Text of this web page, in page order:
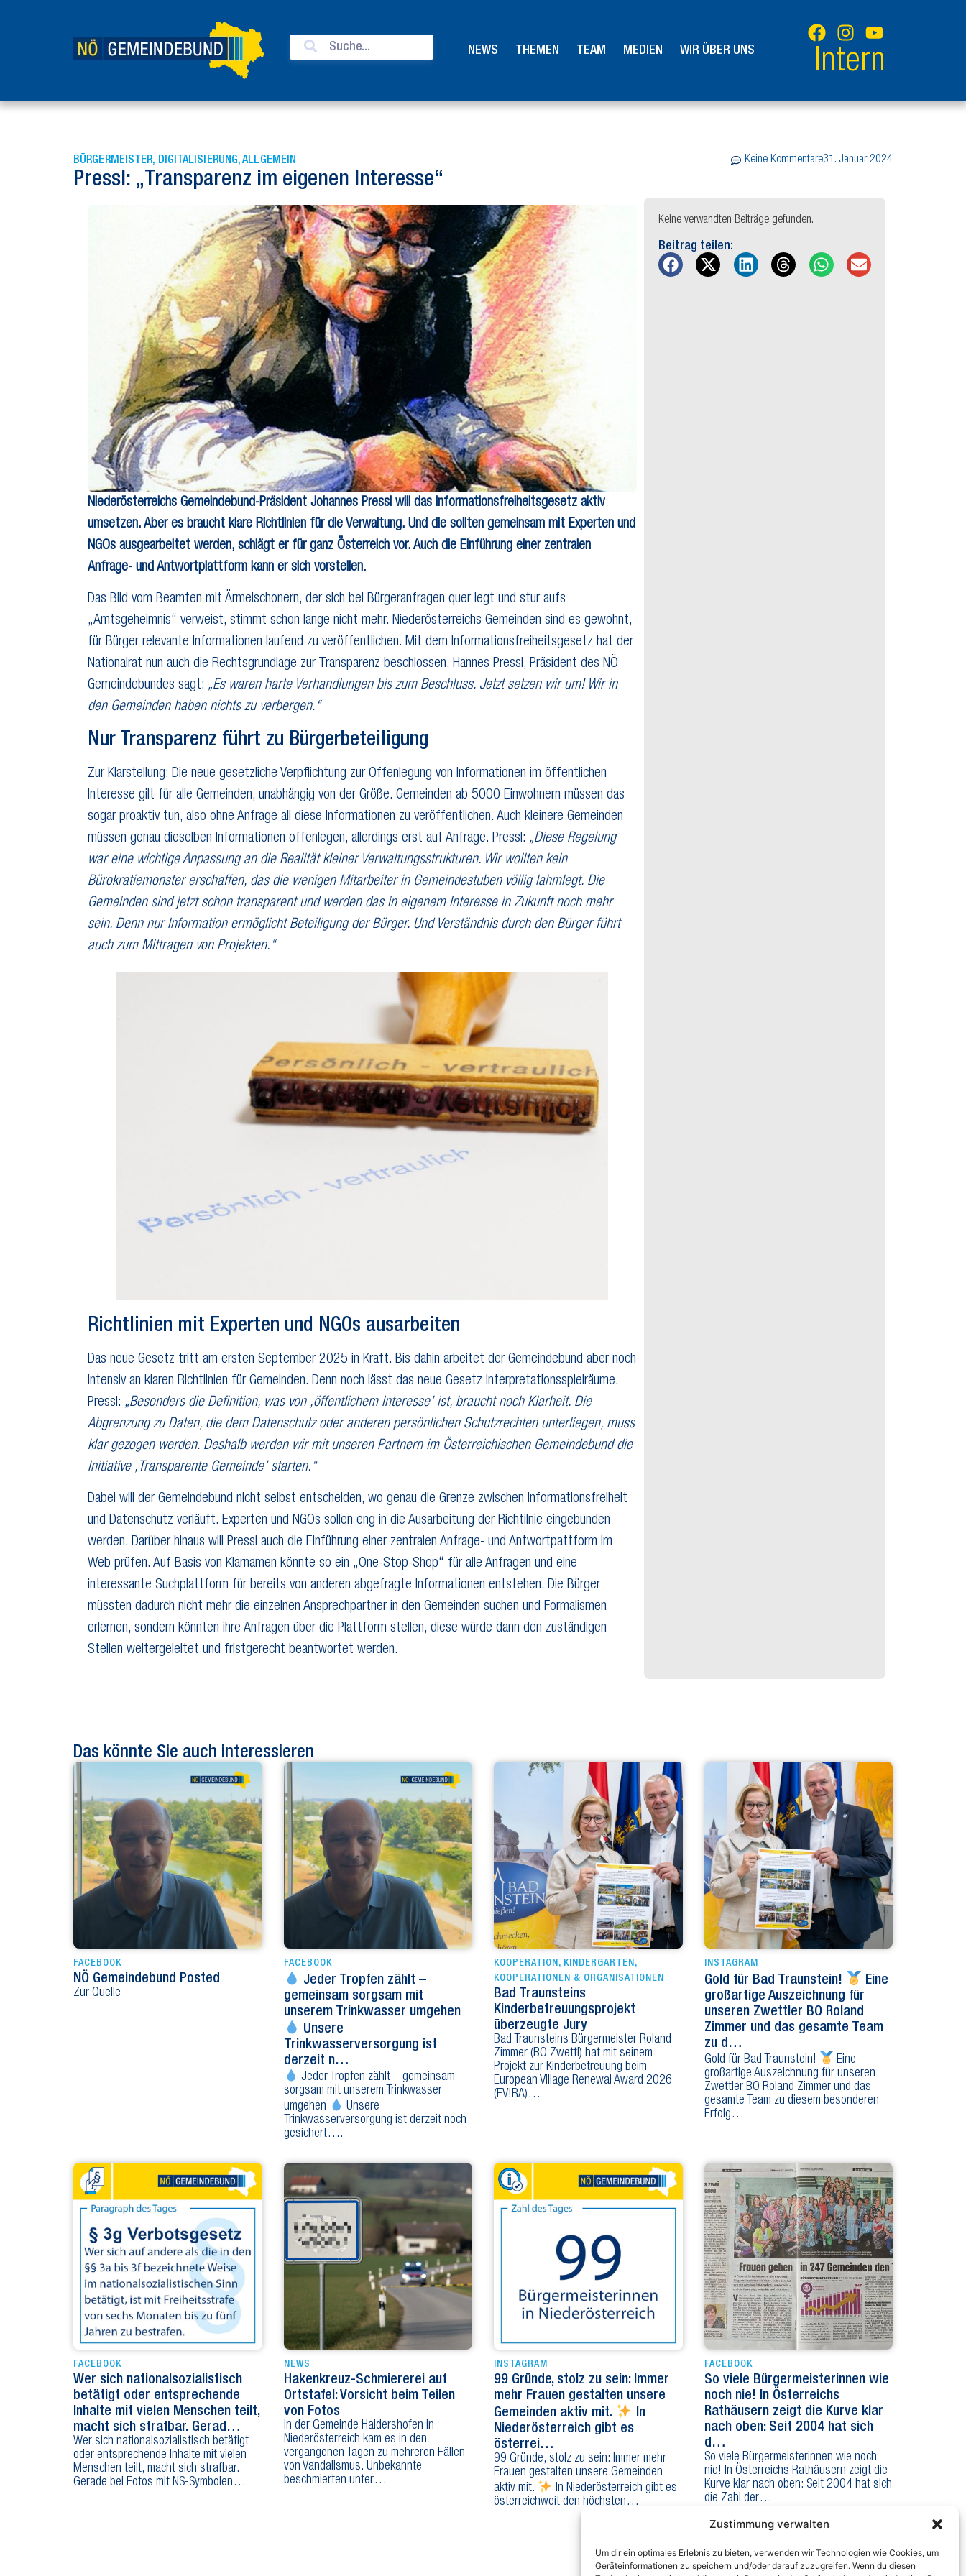
Zustimmung verwalten
Um dir ein optimales Erlebnis zu bieten, verwenden wir Technologien wie Cookies, um
Geräteinformationen zu speichern und/oder darauf zuzugreifen. Wenn du diesen
NEWS THEMEN TEAM MEDIEN WIR ÜBER UNS Intern
BÜRGERMEISTER, DIGITALISIERUNG,ALLGEMEIN Keine Kommentare31. Januar 2024
Pressl: „Transparenz im eigenen Interesse“
Niederösterreichs Gemeindebund-Präsident Johannes Pressl will das Informationsfreiheitsgesetz aktiv
umsetzen. Aber es braucht klare Richtlinien für die Verwaltung. Und die sollten gemeinsam mit Experten und
NGOs ausgearbeitet werden, schlägt er für ganz Österreich vor. Auch die Einführung einer zentralen
Anfrage- und Antwortplattform kann er sich vorstellen.
Das Bild vom Beamten mit Ärmelschonern, der sich bei Bürgeranfragen quer legt und stur aufs
„Amtsgeheimnis“ verweist, stimmt schon lange nicht mehr. Niederösterreichs Gemeinden sind es gewohnt,
für Bürger relevante Informationen laufend zu veröffentlichen. Mit dem Informationsfreiheitsgesetz hat der
Nationalrat nun auch die Rechtsgrundlage zur Transparenz beschlossen. Hannes Pressl, Präsident des NÖ
Gemeindebundes sagt: „Es waren harte Verhandlungen bis zum Beschluss. Jetzt setzen wir um! Wir in
den Gemeinden haben nichts zu verbergen.“
Nur Transparenz führt zu Bürgerbeteiligung
Zur Klarstellung: Die neue gesetzliche Verpflichtung zur Offenlegung von Informationen im öffentlichen
Interesse gilt für alle Gemeinden, unabhängig von der Größe. Gemeinden ab 5000 Einwohnern müssen das
sogar proaktiv tun, also ohne Anfrage all diese Informationen zu veröffentlichen. Auch kleinere Gemeinden
müssen genau dieselben Informationen offenlegen, allerdings erst auf Anfrage. Pressl: „Diese Regelung
war eine wichtige Anpassung an die Realität kleiner Verwaltungsstrukturen. Wir wollten kein
Bürokratiemonster erschaffen, das die wenigen Mitarbeiter in Gemeindestuben völlig lahmlegt. Die
Gemeinden sind jetzt schon transparent und werden das in eigenem Interesse in Zukunft noch mehr
sein. Denn nur Information ermöglicht Beteiligung der Bürger. Und Verständnis durch den Bürger führt
auch zum Mittragen von Projekten.“
Richtlinien mit Experten und NGOs ausarbeiten
Das neue Gesetz tritt am ersten September 2025 in Kraft. Bis dahin arbeitet der Gemeindebund aber noch
intensiv an klaren Richtlinien für Gemeinden. Denn noch lässt das neue Gesetz Interpretationsspielräume.
Pressl: „Besonders die Definition, was von ,öffentlichem Interesse’ ist, braucht noch Klarheit. Die
Abgrenzung zu Daten, die dem Datenschutz oder anderen persönlichen Schutzrechten unterliegen, muss
klar gezogen werden. Deshalb werden wir mit unseren Partnern im Österreichischen Gemeindebund die
Initiative ,Transparente Gemeinde’ starten.“
Dabei will der Gemeindebund nicht selbst entscheiden, wo genau die Grenze zwischen Informationsfreiheit
und Datenschutz verläuft. Experten und NGOs sollen eng in die Ausarbeitung der Richtilnie eingebunden
werden. Darüber hinaus will Pressl auch die Einführung einer zentralen Anfrage- und Antwortpattform im
Web prüfen. Auf Basis von Klarnamen könnte so ein „One-Stop-Shop“ für alle Anfragen und eine
interessante Suchplattform für bereits von anderen abgefragte Informationen entstehen. Die Bürger
müssten dadurch nicht mehr die einzelnen Ansprechpartner in den Gemeinden suchen und Formalismen
erlernen, sondern könnten ihre Anfragen über die Plattform stellen, diese würde dann den zuständigen
Stellen weitergeleitet und fristgerecht beantwortet werden.
Keine verwandten Beiträge gefunden.
Beitrag teilen:
Das könnte Sie auch interessieren
FACEBOOK
NÖ Gemeindebund Posted
Zur Quelle
FACEBOOK
Jeder Tropfen zählt –
gemeinsam sorgsam mit
unserem Trinkwasser umgehen
Unsere
Trinkwasserversorgung ist
derzeit n…
Jeder Tropfen zählt – gemeinsam
sorgsam mit unserem Trinkwasser
umgehen
Unsere
Trinkwasserversorgung ist derzeit noch
gesichert….
KOOPERATION , KINDERGARTEN ,
KOOPERATIONEN & ORGANISATIONEN
Bad Traunsteins
Kinderbetreuungsprojekt
überzeugte Jury
Bad Traunsteins Bürgermeister Roland
Zimmer (BO Zwettl) hat mit seinem
Projekt zur Kinderbetreuung beim
European Village Renewal Award 2026
(EV!RA)…
INSTAGRAM
Gold für Bad Traunstein!
Eine
großartige Auszeichnung für
unseren Zwettler BO Roland
Zimmer und das gesamte Team
zu d…
Gold für Bad Traunstein!
Eine
großartige Auszeichnung für unseren
Zwettler BO Roland Zimmer und das
gesamte Team zu diesem besonderen
Erfolg…
FACEBOOK
Wer sich nationalsozialistisch
betätigt oder entsprechende
Inhalte mit vielen Menschen teilt,
macht sich strafbar. Gerad…
Wer sich nationalsozialistisch betätigt
oder entsprechende Inhalte mit vielen
Menschen teilt, macht sich strafbar.
Gerade bei Fotos mit NS-Symbolen…
NEWS
Hakenkreuz-Schmiererei auf
Ortstafel: Vorsicht beim Teilen
von Fotos
In der Gemeinde Haidershofen in
Niederösterreich kam es in den
vergangenen Tagen zu mehreren Fällen
von Vandalismus. Unbekannte
beschmierten unter…
INSTAGRAM
99 Gründe, stolz zu sein: Immer
mehr Frauen gestalten unsere
Gemeinden aktiv mit.
In
Niederösterreich gibt es
österrei…
99 Gründe, stolz zu sein: Immer mehr
Frauen gestalten unsere Gemeinden
aktiv mit.
In Niederösterreich gibt es
österreichweit den höchsten…
FACEBOOK
So viele Bürgermeisterinnen wie
noch nie! In Österreichs
Rathäusern zeigt die Kurve klar
nach oben: Seit 2004 hat sich
d…
So viele Bürgermeisterinnen wie noch
nie! In Österreichs Rathäusern zeigt die
Kurve klar nach oben: Seit 2004 hat sich
die Zahl der…